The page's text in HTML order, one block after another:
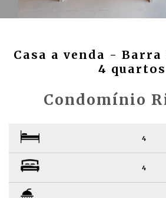
Casa a venda - Barra
4 quartos
Condomínio
4
4